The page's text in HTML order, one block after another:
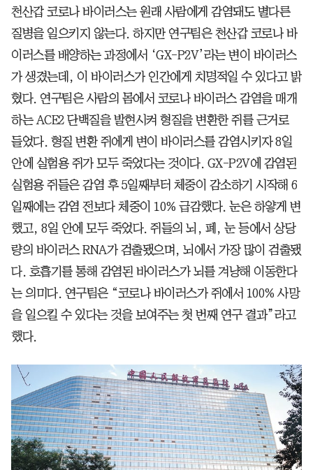
천산갑 코로나 바이러스는 원래 사람에게 감염돼도 별다른
질병을 일으키지 않는다. 하지만 연구팀은 천산갑 코로나 바
이러스를 배양하는 과정에서 ‘GX-P2V’라는 변이 바이러스
가 생겼는데, 이 바이러스가 인간에게 치명적일 수 있다고 밝
혔다. 연구팀은 사람의 몸에서 코로나 바이러스 감염을 매개
하는 ACE2 단백질을 발현시켜 형질을 변환한 쥐를 근거로
들었다. 형질 변환 쥐에게 변이 바이러스를 감염시키자 8일
안에 실험용 쥐가 모두 죽었다는 것이다. GX-P2V에 감염된
실험용 쥐들은 감염 후 5일째부터 체중이 감소하기 시작해 6
일째에는 감염 전보다 체중이 10% 급감했다. 눈은 하얗게 변
했고, 8일 안에 모두 죽었다. 쥐들의 뇌, 폐, 눈 등에서 상당
량의 바이러스 RNA가 검출됐으며, 뇌에서 가장 많이 검출됐
다. 호흡기를 통해 감염된 바이러스가 뇌를 겨냥해 이동한다
는 의미다. 연구팀은 “코로나 바이러스가 쥐에서 100% 사망
을 일으킬 수 있다는 것을 보여주는 첫 번째 연구 결과”라고
했다.